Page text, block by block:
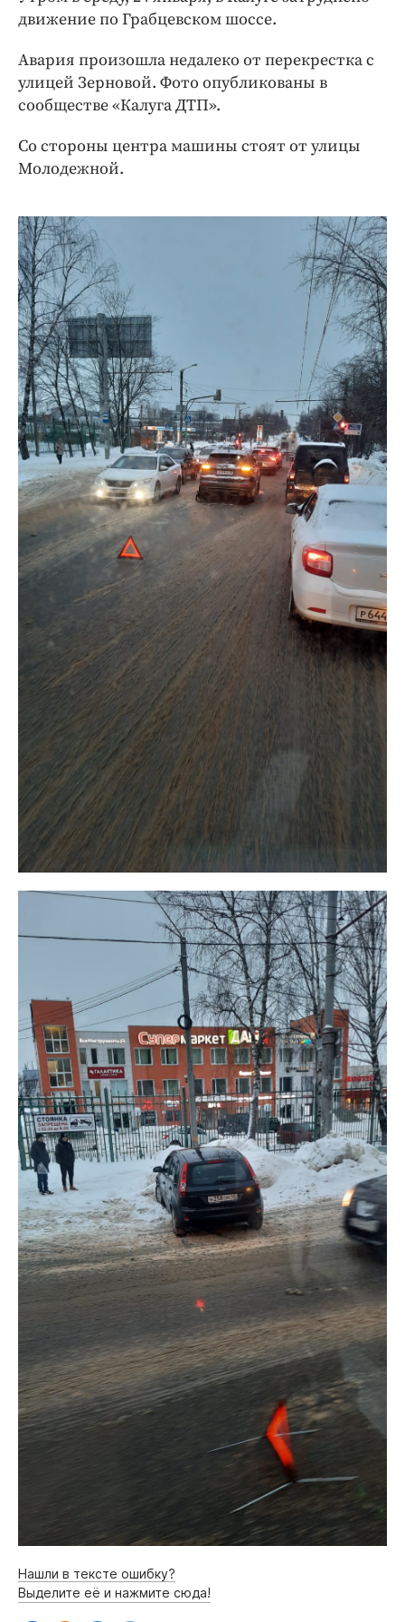
Интересное чтиво
Клиника года
Бренд года
Работодатель года
движение по Грабцевском шоссе.
Авария произошла недалеко от перекрестка с
улицей Зерновой. Фото опубликованы в
сообществе «Калуга ДТП».
Со стороны центра машины стоят от улицы
Молодежной.
Нашли в тексте ошибку?
Выделите её и нажмите сюда!